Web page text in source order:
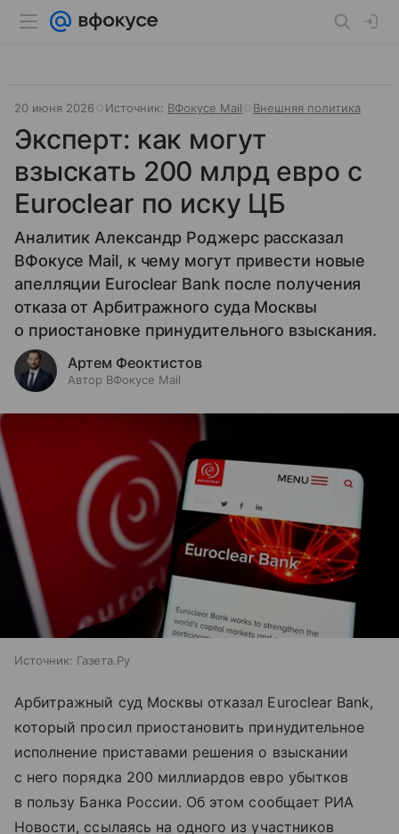
20 июня 2026 Источник: ВФокусе Mail Внешняя политика
Эксперт: как могут
взыскать 200 млрд евро с
Euroclear по иску ЦБ
Аналитик Александр Роджерс рассказал
ВФокусе Mail, к чему могут привести новые
апелляции Euroclear Bank после получения
отказа от Арбитражного суда Москвы
о приостановке принудительного взыскания.
Артем Феоктистов
Автор ВФокусе Mail
Источник: Газета.Ру
Арбитражный суд Москвы отказал Euroclear Bank,
который просил приостановить принудительное
исполнение приставами решения о взыскании
с него порядка 200 миллиардов евро убытков
в пользу Банка России. Об этом сообщает РИА
Новости, ссылаясь на одного из участников